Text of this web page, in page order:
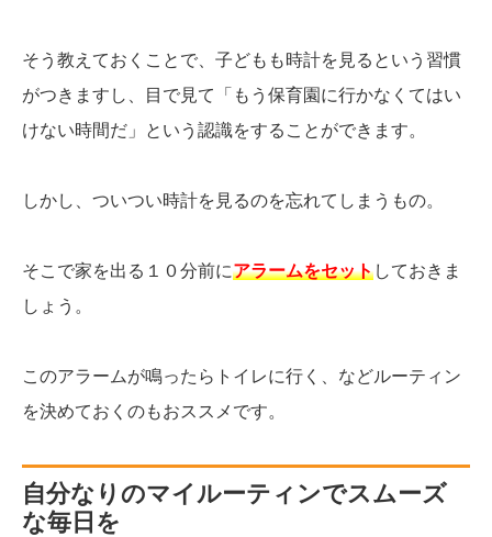
そう教えておくことで、子どもも時計を見るという習慣
がつきますし、目で見て「もう保育園に行かなくてはい
けない時間だ」という認識をすることができます。
しかし、ついつい時計を見るのを忘れてしまうもの。
そこで家を出る１０分前にアラームをセットしておきま
しょう。
このアラームが鳴ったらトイレに行く、などルーティン
を決めておくのもおススメです。
自分なりのマイルーティンでスムーズ
な毎日を